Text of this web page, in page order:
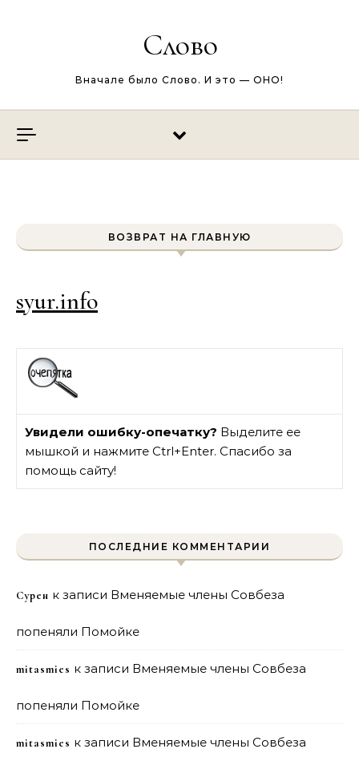
Слово
Вначале было Слово. И это — ОНО!
ВОЗВРАТ НА ГЛАВНУЮ
syur.info
Увидели ошибку-опечатку? Выделите ее
мышкой и нажмите Ctrl+Enter. Спасибо за
помощь сайту!
ПОСЛЕДНИЕ КОММЕНТАРИИ
Сурен к записи Вменяемые члены Совбеза
попеняли Помойке
mitasmies к записи Вменяемые члены Совбеза
попеняли Помойке
mitasmies к записи Вменяемые члены Совбеза